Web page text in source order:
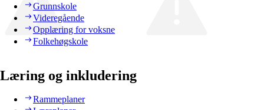
Grunnskole
Videregående
Opplæring for voksne
Folkehøgskole
Læring og inkludering
Rammeplaner